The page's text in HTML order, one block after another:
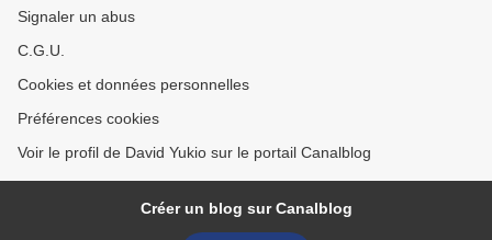
Signaler un abus
C.G.U.
Cookies et données personnelles
Préférences cookies
Voir le profil de David Yukio sur le portail Canalblog
Créer un blog sur Canalblog